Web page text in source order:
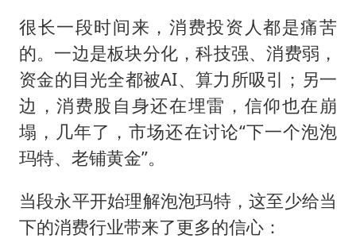
很长一段时间来，消费投资人都是痛苦
的。一边是板块分化，科技强、消费弱，
资金的目光全都被AI、算力所吸引；另一
边，消费股自身还在埋雷，信仰也在崩
塌，几年了，市场还在讨论“下一个泡泡
玛特、老铺黄金”。
当段永平开始理解泡泡玛特，这至少给当
下的消费行业带来了更多的信心：